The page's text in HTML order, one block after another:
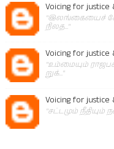
Voicing for justice
"இலங்கையைச்
நிலத..."
Voicing for justice
"உம்மையும்
றுக்..."
Voicing for justice
"சட்டமும் நீதியும்